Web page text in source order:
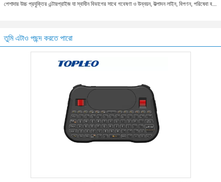
পেশাদার উচ্চ প্রযুক্তির এন্টারপ্রাইজ যা স্বাধীন বিভাগের সাথে গবেষণা ও উন্নয়ন, উত্পাদন লাইন, বিপণন, পরিষেবা ব...
তুমি এটাও পছন্দ করতে পারো